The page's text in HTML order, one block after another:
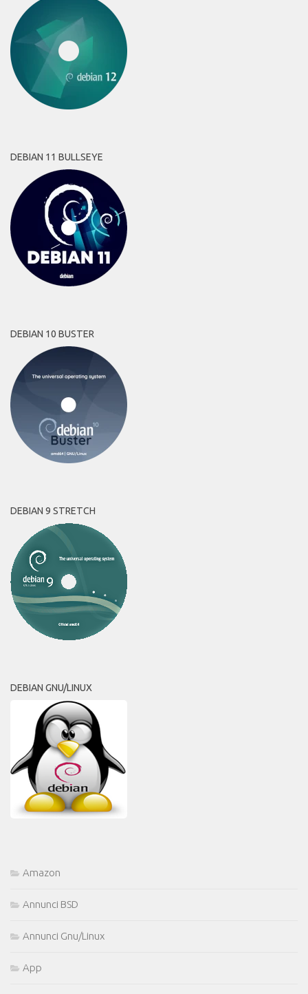
DEBIAN 11 BULLSEYE
DEBIAN 10 BUSTER
DEBIAN 9 STRETCH
DEBIAN GNU/LINUX
Amazon
Annunci BSD
Annunci Gnu/Linux
App